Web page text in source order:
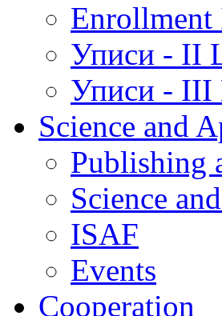
Enrollment
Уписи - II
Уписи - III
Science and
Publishing
Science
ISAF
Events
Cooperation